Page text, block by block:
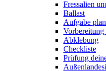
Fressalien
Ballast
Aufgabe
Abklebung
Checkliste
Prüfung